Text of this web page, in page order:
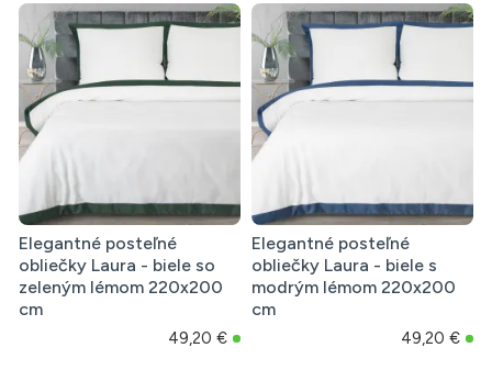
Elegantné posteľné
obliečky Laura - biele so
zeleným lémom 220x200
cm
49,20 €
Elegantné posteľné
obliečky Laura - biele s
modrým lémom 220x200
cm
49,20 €